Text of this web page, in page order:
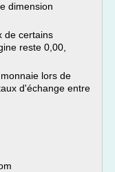
dimension
de certains
reste 0,00,
lors de
d'échange entre